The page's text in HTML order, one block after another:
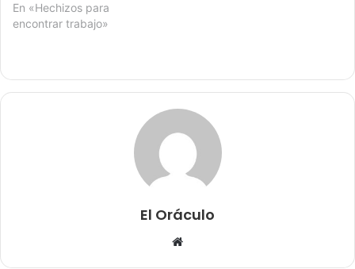
En «Hechizos para
encontrar trabajo»
El Oráculo
Sitio